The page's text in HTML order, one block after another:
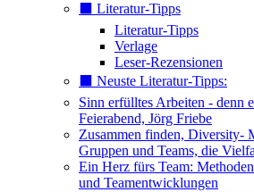
⬛️ Literatur-Tipps
Literatur-Tipps
Verlage
Leser-Rezensionen
⬛️ Neuste Literatur-Tipps:
Sinn erfülltes Arbeiten - denn
Feierabend, Jörg Friebe
Zusammen finden, Diversity-
Gruppen und Teams, die
Ein Herz fürs Team:
und Teamentwicklungen